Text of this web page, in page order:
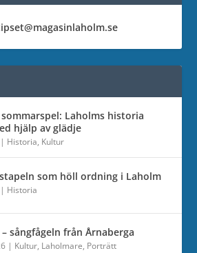
Laholms historia
hjälp av glädje
| Historia, Kultur
som höll ordning i Laholm
| Historia
– sångfågeln från Årnaberga
| Kultur, Laholmare, Porträtt